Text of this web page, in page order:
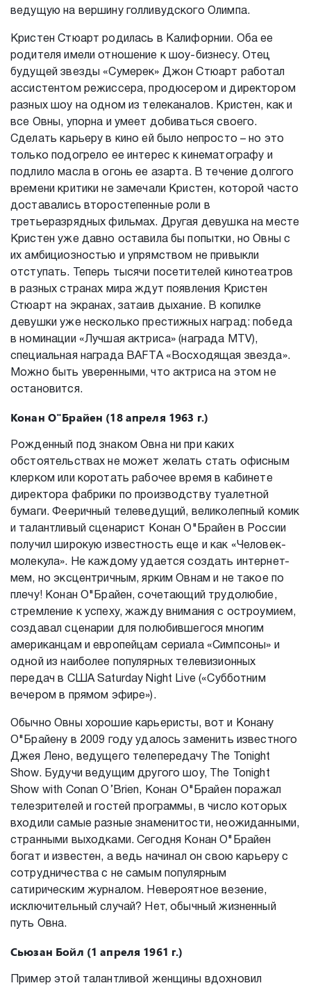
ведущую на вершину голливудского Олимпа.
Кристен Стюарт родилась в Калифорнии. Оба ее
родителя имели отношение к шоу-бизнесу. Отец
будущей звезды «Сумерек» Джон Стюарт работал
ассистентом режиссера, продюсером и директором
разных шоу на одном из телеканалов. Кристен, как и
все Овны, упорна и умеет добиваться своего.
Сделать карьеру в кино ей было непросто – но это
только подогрело ее интерес к кинематографу и
подлило масла в огонь ее азарта. В течение долгого
времени критики не замечали Кристен, которой часто
доставались второстепенные роли в
третьеразрядных фильмах. Другая девушка на месте
Кристен уже давно оставила бы попытки, но Овны с
их амбициозностью и упрямством не привыкли
отступать. Теперь тысячи посетителей кинотеатров
в разных странах мира ждут появления Кристен
Стюарт на экранах, затаив дыхание. В копилке
девушки уже несколько престижных наград: победа
в номинации «Лучшая актриса» (награда MTV),
специальная награда BAFTA «Восходящая звезда».
Можно быть уверенными, что актриса на этом не
остановится.
Конан О"Брайен (18 апреля 1963 г.)
Рожденный под знаком Овна ни при каких
обстоятельствах не может желать стать офисным
клерком или коротать рабочее время в кабинете
директора фабрики по производству туалетной
бумаги. Фееричный телеведущий, великолепный комик
и талантливый сценарист Конан О"Брайен в России
получил широкую известность еще и как «Человек-
молекула». Не каждому удается создать интернет-
мем, но эксцентричным, ярким Овнам и не такое по
плечу! Конан О"Брайен, сочетающий трудолюбие,
стремление к успеху, жажду внимания с остроумием,
создавал сценарии для полюбившегося многим
американцам и европейцам сериала «Симпсоны» и
одной из наиболее популярных телевизионных
передач в США Saturday Night Live («Субботним
вечером в прямом эфире»).
Обычно Овны хорошие карьеристы, вот и Конану
О"Брайену в 2009 году удалось заменить известного
Джея Лено, ведущего телепередачу The Tonight
Show. Будучи ведущим другого шоу, The Tonight
Show with Conan O’Brien, Конан О"Брайен поражал
телезрителей и гостей программы, в число которых
входили самые разные знаменитости, неожиданными,
странными выходками. Сегодня Конан О"Брайен
богат и известен, а ведь начинал он свою карьеру с
сотрудничества с не самым популярным
сатирическим журналом. Невероятное везение,
исключительный случай? Нет, обычный жизненный
путь Овна.
Сьюзан Бойл (1 апреля 1961 г.)
Пример этой талантливой женщины вдохновил